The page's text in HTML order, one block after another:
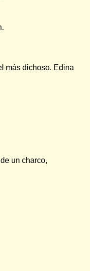
más dichoso. Edina
un charco,